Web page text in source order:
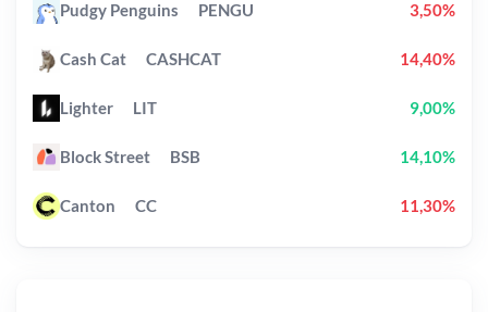
Pudgy Penguins PENGU 3,50%
Cash Cat CASHCAT 14,40%
Lighter LIT 9,00%
Block Street BSB 14,10%
Canton CC 11,30%